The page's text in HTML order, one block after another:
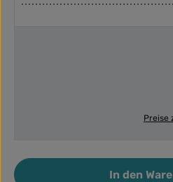
Preise
Produkt Anzahl: Gib den
In den